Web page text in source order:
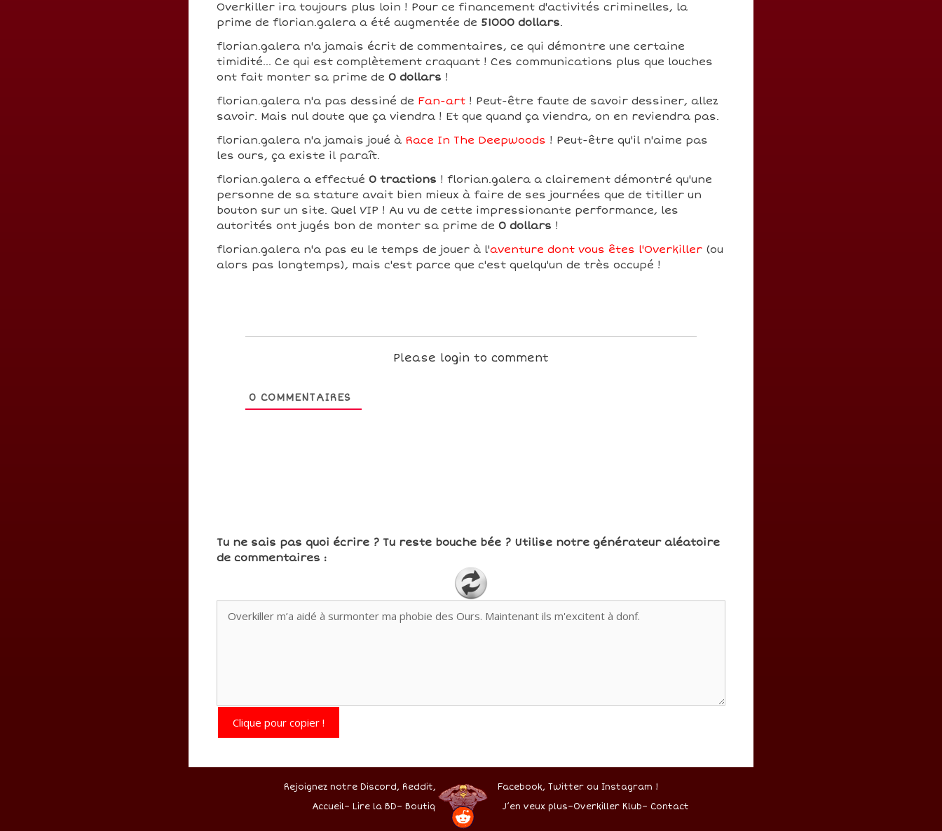
Overkiller ira toujours plus loin ! Pour ce financement d'activités criminelles, la
prime de florian.galera a été augmentée de 51000 dollars.
florian.galera n'a jamais écrit de commentaires, ce qui démontre une certaine
timidité... Ce qui est complètement craquant ! Ces communications plus que louches
ont fait monter sa prime de 0 dollars !
florian.galera n'a pas dessiné de Fan-art! Peut-être faute de savoir dessiner, allez
savoir. Mais nul doute que ça viendra ! Et que quand ça viendra, on en reviendra pas.
florian.galera n'a jamais joué à Race In The Deepwoods ! Peut-être qu'il n'aime pas
les ours, ça existe il paraît.
florian.galera a effectué 0 tractions ! florian.galera a clairement démontré qu'une
personne de sa stature avait bien mieux à faire de ses journées que de titiller un
bouton sur un site. Quel VIP ! Au vu de cette impressionante performance, les
autorités ont jugés bon de monter sa prime de 0 dollars !
florian.galera n'a pas eu le temps de jouer à l'aventure dont vous êtes l'Overkiller(ou
alors pas longtemps), mais c'est parce que c'est quelqu'un de très occupé !
Please login to comment
0 COMMENTAIRES
Tu ne sais pas quoi écrire ? Tu reste bouche bée ? Utilise notre générateur aléatoire
de commentaires :
Clique pour copier !
Rejoignez notre Discord, Reddit, Facebook, Twitter ou Instagram !
Accueil– Lire la BD– Boutique J’en veux plus–Overkiller Klub– Contact